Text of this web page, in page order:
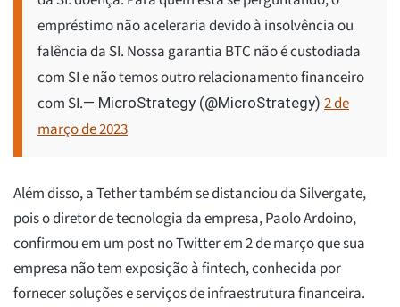
empréstimo não aceleraria devido à insolvência ou
falência da SI. Nossa garantia BTC não é custodiada
com SI e não temos outro relacionamento financeiro
com SI.— MicroStrategy (@MicroStrategy) 2 de
março de 2023
Além disso, a Tether também se distanciou da Silvergate,
pois o diretor de tecnologia da empresa, Paolo Ardoino,
confirmou em um post no Twitter em 2 de março que sua
empresa não tem exposição à fintech, conhecida por
fornecer soluções e serviços de infraestrutura financeira.